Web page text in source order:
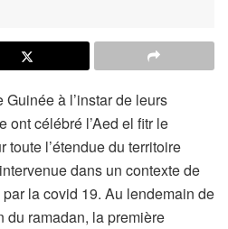
à l’instar de leurs
ont célébré l’Aed el fitr le
l’étendue du territoire
dans un contexte de
la covid 19. Au lendemain de
du ramadan, la première